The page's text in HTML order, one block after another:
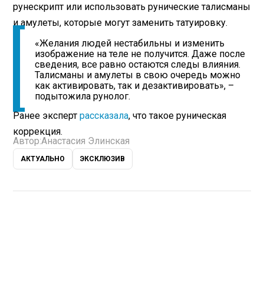
рунескрипт или использовать рунические талисманы
и амулеты, которые могут заменить татуировку.
«Желания людей нестабильны и изменить
изображение на теле не получится. Даже после
сведения, все равно остаются следы влияния.
Талисманы и амулеты в свою очередь можно
как активировать, так и дезактивировать», –
подытожила рунолог.
Ранее экспертрассказала, что такое руническая
коррекция.
Автор:Анастасия Элинская
АКТУАЛЬНО ЭКСКЛЮЗИВ